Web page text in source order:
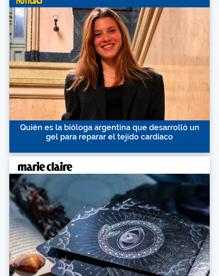
Quién es la bióloga argentina que desarrolló un
gel para reparar el tejido cardíaco